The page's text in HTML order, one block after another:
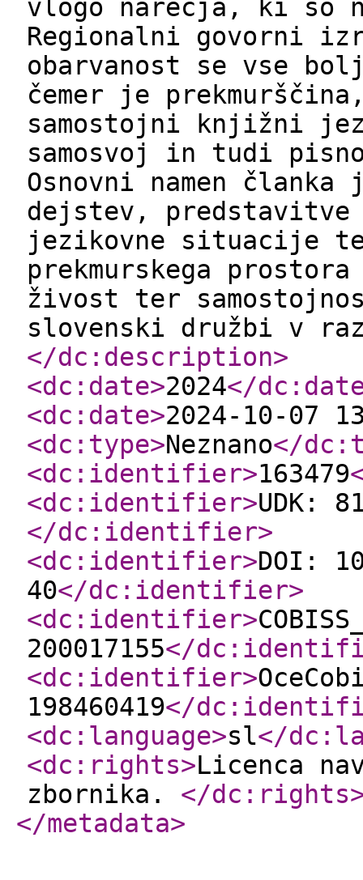
vlogo narečja, ki so
Regionalni govorni
obarvanost se vse
čemer je
samostojni knjižni
samosvoj in tudi
Osnovni namen
dejstev, predstavitve
jezikovne situacije
prekmurskega
živost ter
slovenski družbi v
</dc:description>
<dc:date>2024</
<dc:date>2024-10-07
<dc:type>Neznano</
<dc:identifier>163479
<dc:identifier>UDK:
</dc:identifier>
<dc:identifier>DOI:
40</dc:identifier>
<dc:identifier>
200017155</
<dc:identifier>
198460419</
<dc:language>sl</
<dc:rights>Licenca
zbornika. </dc:rights
</metadata>